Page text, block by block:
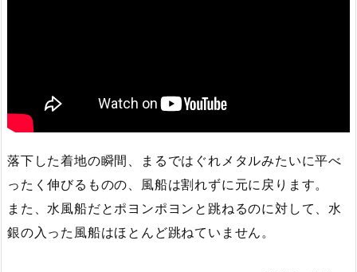
落下した着地の瞬間、まるではぐれメタルみたいに平べ
ったく伸びるものの、風船は割れずに元に戻ります。
また、水風船だとポヨンポヨンと跳ねるのに対して、水
銀の入った風船はほとんど跳ねていません。